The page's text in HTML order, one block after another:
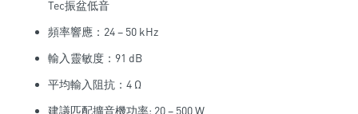
Tec振盆低音
頻率響應：24 – 50 kHz
輸入靈敏度：91 dB
平均輸入阻抗：4 Ω
建議匹配擴音機功率: 20 – 500 W